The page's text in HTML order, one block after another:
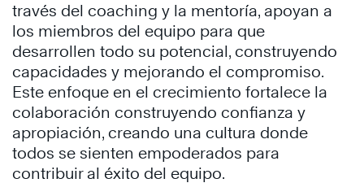
través del coaching y la mentoría, apoyan a
los miembros del equipo para que
desarrollen todo su potencial, construyendo
capacidades y mejorando el compromiso.
Este enfoque en el crecimiento fortalece la
colaboración construyendo confianza y
apropiación, creando una cultura donde
todos se sienten empoderados para
contribuir al éxito del equipo.